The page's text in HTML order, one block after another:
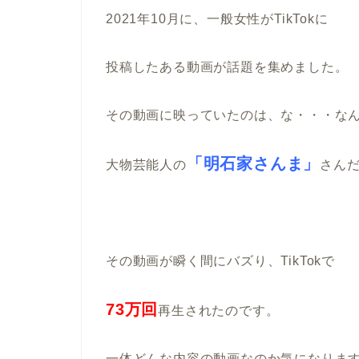
2021年10月に、一般女性がTikTokに
投稿したある動画が話題を集めました。
その動画に映っていたのは、な・・・なん
大物芸能人の 「明石家さんま」 さん
その動画が瞬く間にバズり、TikTokで
73万回再生されたのです。